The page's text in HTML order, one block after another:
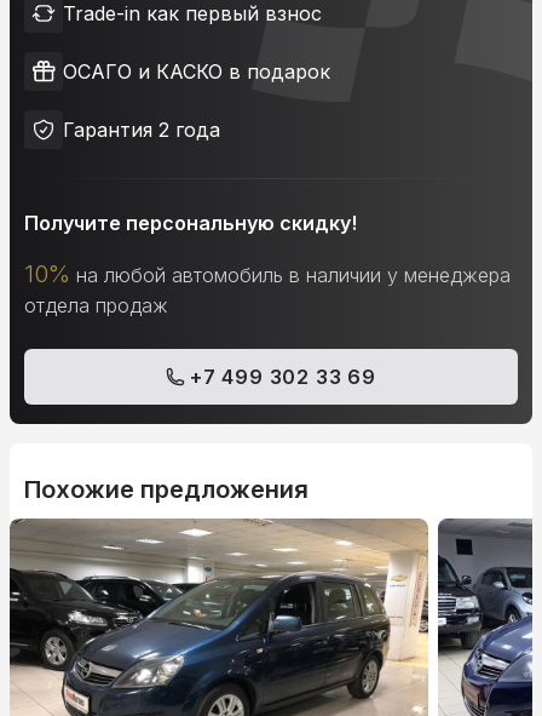
Trade-in как первый взнос
ОСАГО и КАСКО в подарок
Гарантия 2 года
Получите персональную скидку!
10% на любой автомобиль в наличии у менеджера
отдела продаж
+7 499 302 33 69
Похожие предложения